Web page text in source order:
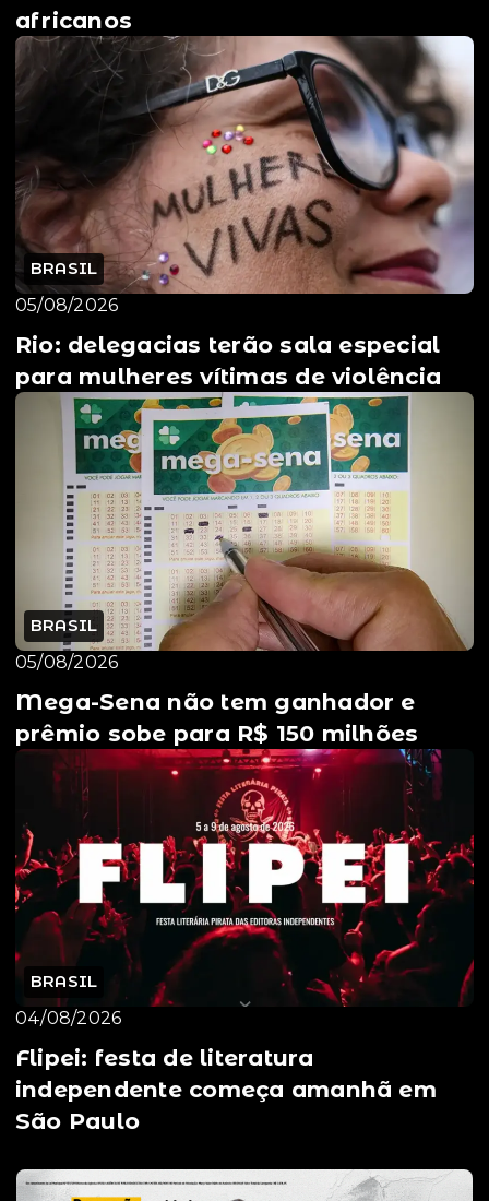
africanos
BRASIL
05/08/2026
Rio: delegacias terão sala especial
para mulheres vítimas de violência
BRASIL
05/08/2026
Mega-Sena não tem ganhador e
prêmio sobe para R$ 150 milhões
BRASIL
04/08/2026
Flipei: festa de literatura
independente começa amanhã em
São Paulo